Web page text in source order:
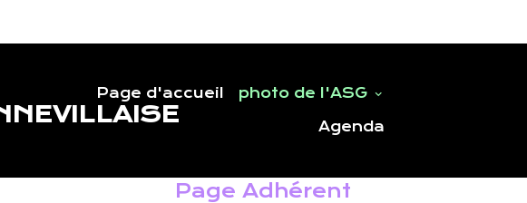
Page d'accueil photo de l'ASG
Agenda
Page Adhérent